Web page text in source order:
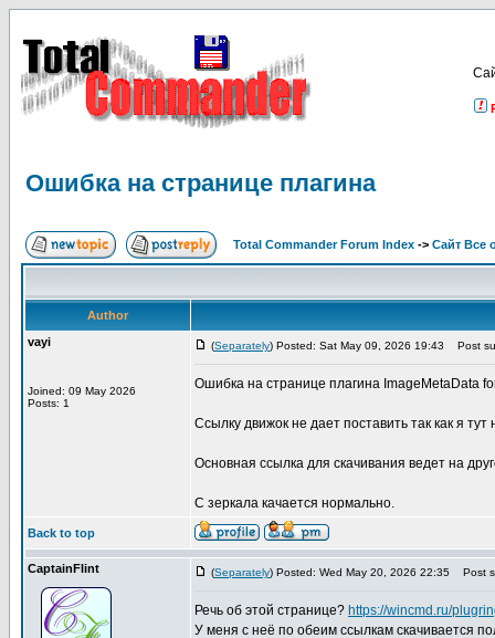
Ошибка на странице плагина
Total Commander Forum Index -> Сайт Все
Author
vayi
Joined: 09 May 2026
Posts: 1
(Separately) Posted: Sat May 09, 2026 19:43 Post
Ошибка на странице плагина ImageMetaData
Ссылку движок не дает поставить так как я тут
Основная ссылка для скачивания ведет на
С зеркала качается нормально.
Back to top
CaptainFlint (Separately) Posted: Wed May 20, 2026 22:35 Post
Речь об этой странице? https://wincmd.ru/
У меня с неё по обеим ссылкам скачивается